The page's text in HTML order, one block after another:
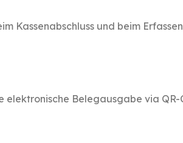
Kassenabschluss und beim
elektronische Belegausgabe via